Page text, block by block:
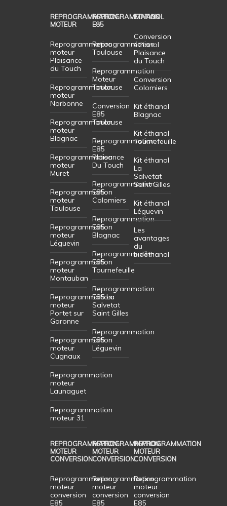
REPROGRAMMATION
MOTEUR
Reprogrammation
moteur
Plaisance
du Touch
Reprogrammation
moteur
Narbonne
Reprogrammation
moteur
Blagnac
Reprogrammation
moteur
Muret
Reprogrammation
moteur
Toulouse
Reprogrammation
moteur
Léguevin
Reprogrammation
moteur
Montauban
Reprogrammation
moteur
Portet sur
Garonne
Reprogrammation
moteur
Cugnaux
Reprogrammation
moteur
Launaguet
Reprogrammation
moteur 31
REPROGRAMMATION
E85
Reprogrammation
Toulouse
Reprogrammation
Moteur
Toulouse
Conversion
E85
Toulouse
Reprogrammation
E85
Plaisance
Du Touch
Reprogrammation
E85
Colomiers
Reprogrammation
E85
Blagnac
Reprogrammation
E85
Tournefeuille
Reprogrammation
E85 La
Salvetat
Saint Gilles
Reprogrammation
E85
Léguevin
ETHANOL
Conversion
éthanol
Plaisance
du Touch
Conversion
Colomiers
Kit éthanol
Blagnac
Kit éthanol
Tournefeuille
Kit éthanol
La
Salvetat
Saint Gilles
Kit éthanol
Léguevin
Les
avantages
du
bioéthanol
REPROGRAMMATION
MOTEUR
CONVERSION
Reprogrammation
moteur
conversion
E85
REPROGRAMMATION
MOTEUR
CONVERSION
Reprogrammation
moteur
conversion
E85
REPROGRAMMATION
MOTEUR
CONVERSION
Reprogrammation
moteur
conversion
E85